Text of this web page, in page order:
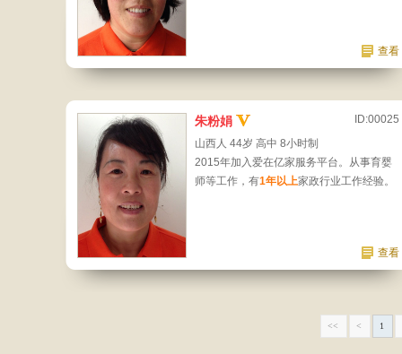
查看
朱粉娟
ID:00025
山西人 44岁 高中 8小时制
2015年加入爱在亿家服务平台。从事育婴
师等工作，有1年以上家政行业工作经验。
查看
<< < 1